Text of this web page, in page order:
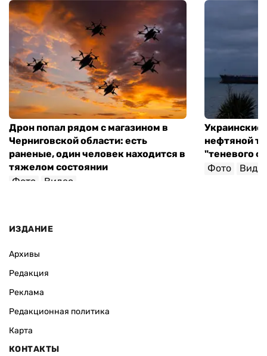
Дрон попал рядом с магазином в
Черниговской области: есть
раненые, один человек находится в
тяжелом состоянии
Фото
Видео
Украинские
нефтяной
"теневого
Фото
ИЗДАНИЕ
Архивы
Редакция
Реклама
Редакционная политика
Карта
КОНТАКТЫ